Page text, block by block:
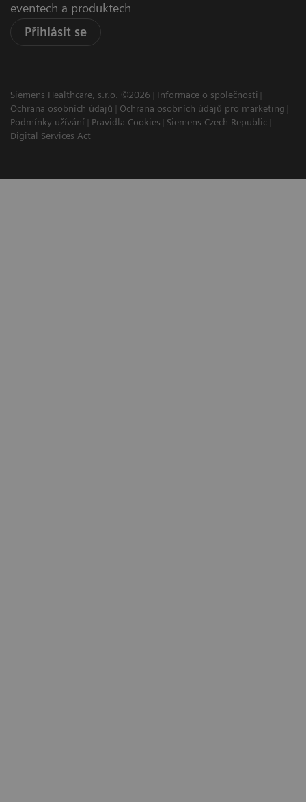
eventech a produktech
Přihlásit se
Siemens Healthcare, s.r.o. ©2026
Informace o společnosti
Ochrana osobních údajů
Ochrana osobních údajů pro marketing
Podmínky užívání
Pravidla Cookies
Siemens Czech Republic
Digital Services Act